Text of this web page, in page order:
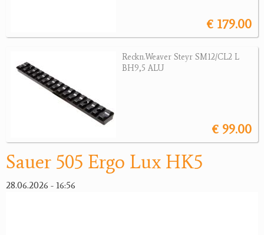
Jagdreviere
Bücher, Videos
Reviereinrichtungen
€ 179.00
Reckn.Weaver Steyr SM12/CL2 L
BH9,5 ALU
€ 99.00
Sauer 505 Ergo Lux HK5
28.06.2026 - 16:56